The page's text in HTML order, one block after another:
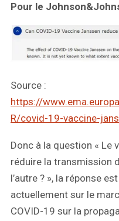
Pour le
Source :
https://
R/covid-19-vaccine-
Donc à la question « Le
réduire la transmission
l’autre ? », la réponse
actuellement sur le
COVID-19 sur la